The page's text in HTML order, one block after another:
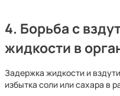
4. Борьба с
жидкости в
Задержка жидкости и
избытка соли или сахара в